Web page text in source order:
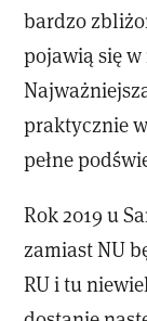
bardzo
pojawią się w
praktycznie
pełne
Rok 2019 u
zamiast NU
RU i tu